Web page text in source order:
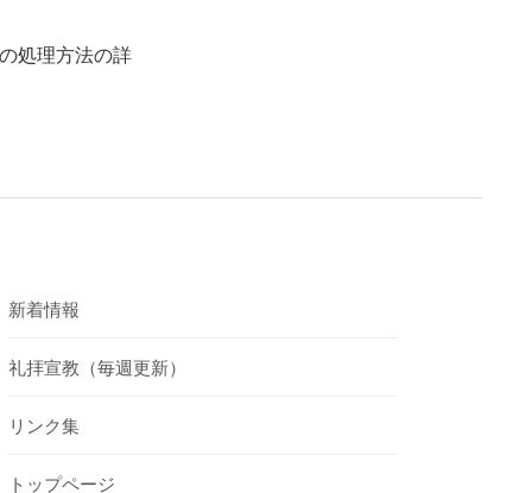
処理方法の詳
新着情報
礼拝宣教（毎週更新）
リンク集
トップページ